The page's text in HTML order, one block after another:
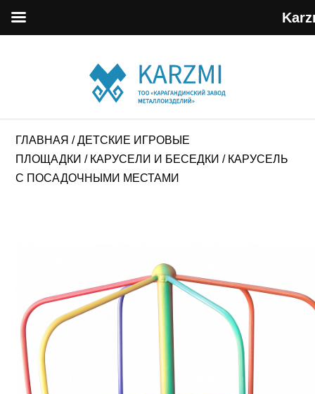
ГЛАВНАЯ /ДЕТСКИЕ ИГРОВЫЕ
ПЛОЩАДКИ / КАРУСЕЛИ И БЕСЕДКИ / КАРУСЕЛЬ
С ПОСАДОЧНЫМИ МЕСТАМИ